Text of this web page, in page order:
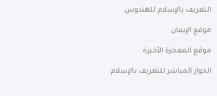
التعريف بالإسلام للهندوس
موقع الإيمان
موقع المعجزة الأخيرة
الحوار المباشر للتعريف بالإسلام